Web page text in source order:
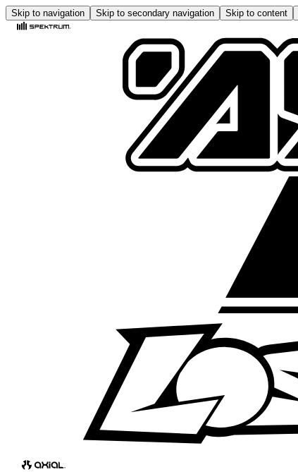
Skip to navigation Skip to secondary navigation Skip to content